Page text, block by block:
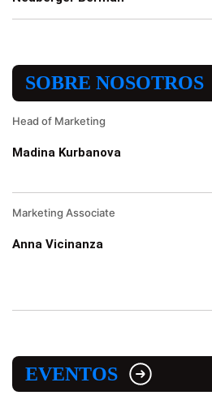
SOBRE NOSOTROS
Head of Marketing
Madina Kurbanova
Marketing Associate
Anna Vicinanza
EVENTOS